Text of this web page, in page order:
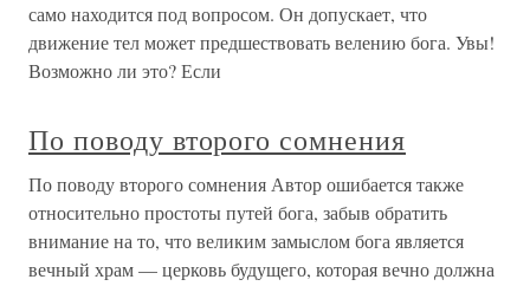
само находится под вопросом. Он допускает, что
движение тел может предшествовать велению бога. Увы!
Возможно ли это? Если
По поводу второго сомнения
По поводу второго сомнения Автор ошибается также
относительно простоты путей бога, забыв обратить
внимание на то, что великим замыслом бога является
вечный храм — церковь будущего, которая вечно должна